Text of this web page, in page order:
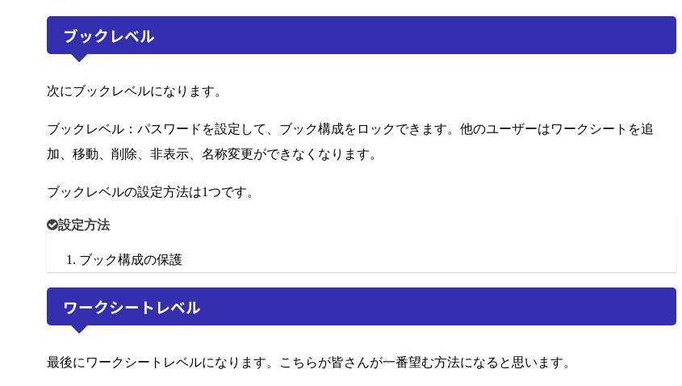
ブックレベル
次にブックレベルになります。
ブックレベル： パスワードを設定して、ブック構成をロックできます。他のユーザーはワークシートを追
加、移動、削除、非表示、名称変更ができなくなります。
ブックレベルの設定方法は1つです。
設定方法
ブック構成の保護
ワークシートレベル
最後にワークシートレベルになります。こちらが皆さんが一番望む方法になると思います。